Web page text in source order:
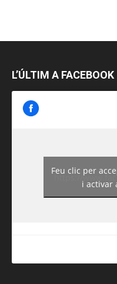
L’ÚLTIM A FACEBOOK
https://
Feu clic per
i activar